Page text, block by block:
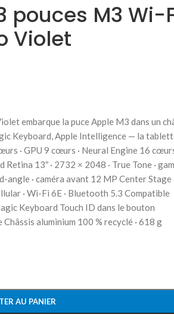
pouces M3 Wi-
Violet
embarque la puce Apple M3 dans un
Keyboard, Apple Intelligence — la
· GPU 9 cœurs · Neural Engine 16
13″ · 2732 × 2048 · True Tone ·
· caméra avant 12 MP Center Stage
· Wi-Fi 6E · Bluetooth 5.3 Compatible
Keyboard Touch ID dans le bouton
aluminium 100 % recyclé · 618 g
AU PANIER